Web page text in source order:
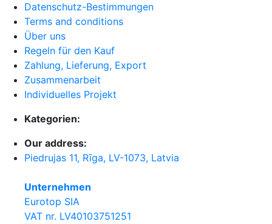
Datenschutz-Bestimmungen
Terms and conditions
Über uns
Regeln für den Kauf
Zahlung, Lieferung, Export
Zusammenarbeit
Individuelles Projekt
Kategorien:
Our address:
Piedrujas 11, Rīga, LV-1073, Latvia
Unternehmen
Eurotop SIA
VAT nr. LV40103751251